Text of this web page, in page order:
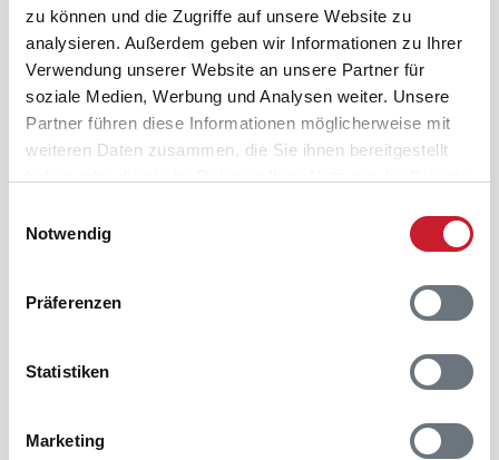
zu können und die Zugriffe auf unsere Website zu
analysieren. Außerdem geben wir Informationen zu Ihrer
Verwendung unserer Website an unsere Partner für
soziale Medien, Werbung und Analysen weiter. Unsere
Partner führen diese Informationen möglicherweise mit
weiteren Daten zusammen, die Sie ihnen bereitgestellt
Notwendig
Präferenzen
Statistiken
Marketing
Ferienhausvermittlung Kröger+Rehn GmbH
Schnackenburgallee 158
22525 Hamburg
Deutschland
Telefon: +49 40 5477950
E-Mail:
kundenservice@dansk.de
Nehmen Sie Kontakt zu uns auf
Täglich von 9 bis 22 Uhr für Sie da.